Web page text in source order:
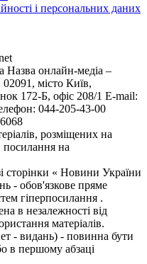
і персональних даних
Назва онлайн-медіа –
місто Київ,
172-Б, офіс 208/1 E-mail:
044-205-43-00
розміщених на
посилання на
сторінки « Новини України
- обов'язкове пряме
гіперпосилання .
в незалежності від
матеріалів.
- видань) - повинна бути
в першому абзаці